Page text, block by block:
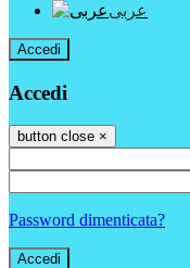
عربى
Accedi
Accedi
button close ×
Password dimenticata?